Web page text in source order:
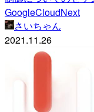
GoogleCloudNext
さいちゃん
2021.11.26